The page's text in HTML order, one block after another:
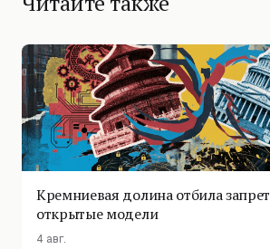
Кремниевая долина отбила
открытые модели
4 авг.